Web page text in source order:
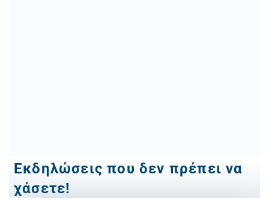
Εκδηλώσεις που δεν πρέπει να
χάσετε!